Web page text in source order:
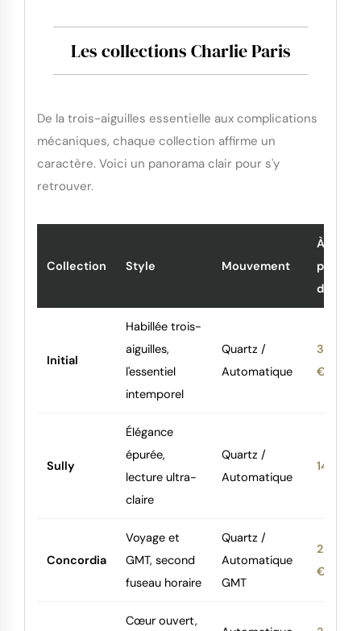
Les collections Charlie Paris
De la trois-aiguilles essentielle aux complications
mécaniques, chaque collection affirme un
caractère. Voici un panorama clair pour s'y
retrouver.
Collection Style Mouvement
À
partir
de
Initial
Habillée trois-
aiguilles,
l'essentiel
intemporel
Quartz /
Automatique
395
€
Sully
Élégance
épurée,
lecture ultra-
claire
Quartz /
Automatique
145 €
Concordia
Voyage et
GMT, second
fuseau horaire
Quartz /
Automatique
GMT
295
€
Cœur ouvert,